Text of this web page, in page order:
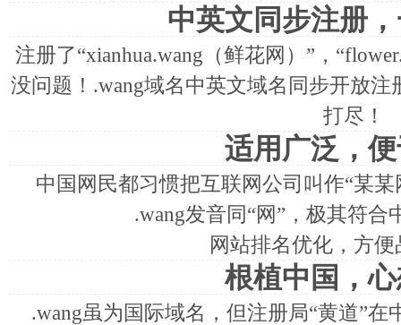
中英文同步注册
注册了“xianhua.wang（鲜花网）”，
没问题！.wang域名中英文域名同步开放
打尽！
适用广泛，
中国网民都习惯把互联网公司叫作“某
.wang发音同“网”，极其符合
网站排名优化，方
根植中国，
.wang虽为国际域名，但注册局“黄道”